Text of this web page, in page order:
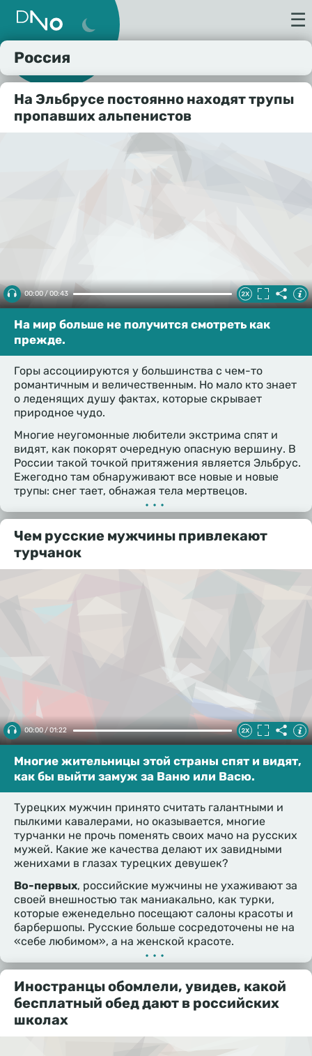
☰
Россия
На Эльбрусе постоянно находят трупы
пропавших альпенистов
00:00 / 00:43
На мир больше не получится смотреть как
прежде.
Горы ассоциируются у большинства с чем-то
романтичным и величественным. Но мало кто знает
о леденящих душу фактах, которые скрывает
природное чудо.
Многие неугомонные любители экстрима спят и
видят, как покорят очередную опасную вершину. В
России такой точкой притяжения является Эльбрус.
Ежегодно там обнаруживают все новые и новые
трупы: снег тает, обнажая тела мертвецов.
•••
Чем русские мужчины привлекают
турчанок
00:00 / 01:22
Многие жительницы этой страны спят и видят,
как бы выйти замуж за Ваню или Васю.
Турецких мужчин принято считать галантными и
пылкими кавалерами, но оказывается, многие
турчанки не прочь поменять своих мачо на русских
мужей. Какие же качества делают их завидными
женихами в глазах турецких девушек?
Во-первых, российские мужчины не ухаживают за
своей внешностью так маниакально, как турки,
которые еженедельно посещают салоны красоты и
барбершопы. Русские больше сосредоточены не на
«себе любимом», а на женской красоте.
•••
Иностранцы обомлели, увидев, какой
бесплатный обед дают в российских
школах